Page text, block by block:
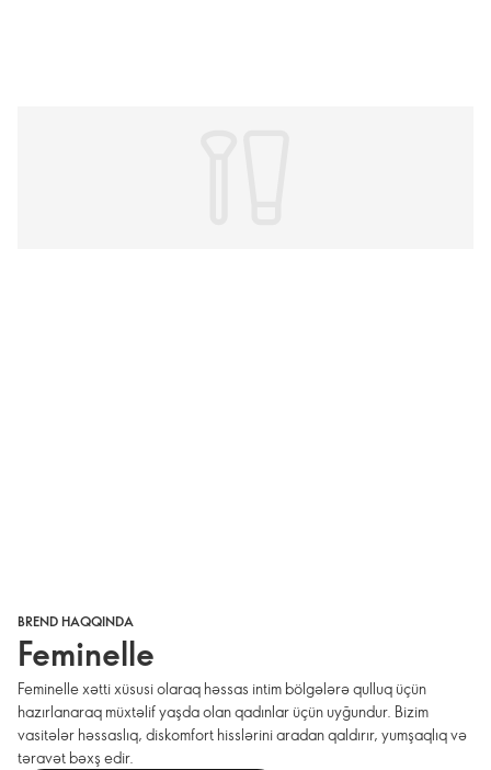
BREND HAQQINDA
Feminelle
Feminelle xətti xüsusi olaraq həssas intim bölgələrə qulluq üçün
hazırlanaraq müxtəlif yaşda olan qadınlar üçün uyğundur. Bizim
vasitələr həssaslıq, diskomfort hisslərini aradan qaldırır, yumşaqlıq və
təravət bəxş edir.